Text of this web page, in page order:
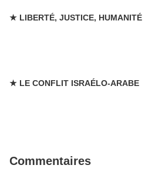
★ LIBERTÉ, JUSTICE, HUMANITÉ
★ LE CONFLIT ISRAÉLO-ARABE
Commentaires